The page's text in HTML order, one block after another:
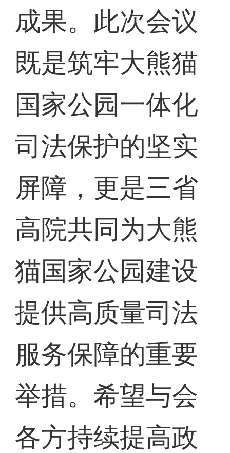
成果。此次会议
既是筑牢大熊猫
国家公园一体化
司法保护的坚实
屏障，更是三省
高院共同为大熊
猫国家公园建设
提供高质量司法
服务保障的重要
举措。希望与会
各方持续提高政